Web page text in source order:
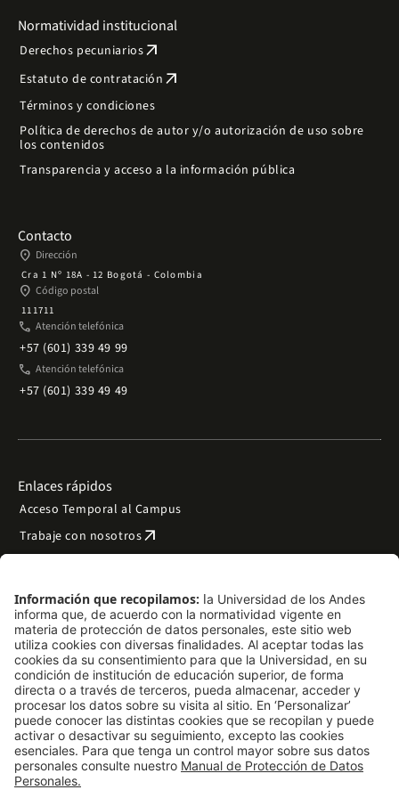
Normatividad institucional
Derechos pecuniariosarrow_outward
Estatuto de contratación arrow_outward
Términos y condiciones
Política de derechos de autor y/o autorización de uso sobre
los contenidos
Transparencia y acceso a la información pública
Contacto
place Dirección
Cra 1 Nº 18A - 12 Bogotá - Colombia
place Código postal
111711
phone Atención telefónica
+57 (601) 339 49 99
phone Atención telefónica
+57 (601) 339 49 49
Enlaces rápidos
Acceso Temporal al Campus
Trabaje con nosotrosarrow_outward
Preguntas frecuentes
Filantropía y donacionesarrow_outward
Mapa del sitio arrow_outward
Síguenos
LinkedIn
Instagram
Facebook